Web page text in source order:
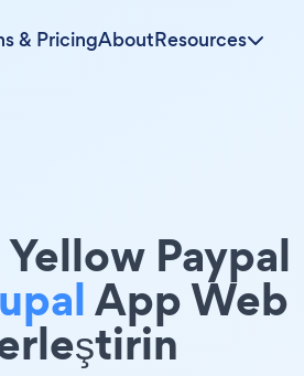
& PricingAboutResources
Paypal
App Web